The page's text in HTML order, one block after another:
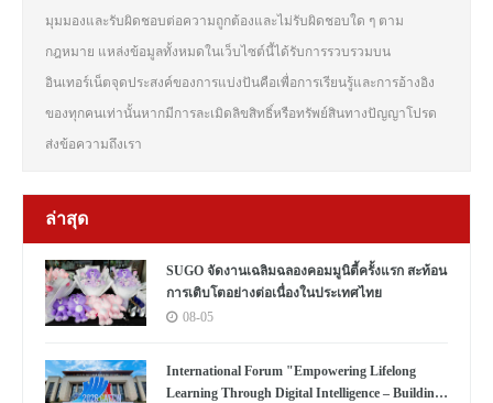
มุมมองและรับผิดชอบต่อความถูกต้องและไม่รับผิดชอบใด ๆ ตาม
กฎหมาย แหล่งข้อมูลทั้งหมดในเว็บไซต์นี้ได้รับการรวบรวมบน
อินเทอร์เน็ตจุดประสงค์ของการแบ่งปันคือเพื่อการเรียนรู้และการอ้างอิง
ของทุกคนเท่านั้นหากมีการละเมิดลิขสิทธิ์หรือทรัพย์สินทางปัญญาโปรด
ส่งข้อความถึงเรา
ล่าสุด
SUGO จัดงานเฉลิมฉลองคอมมูนิตี้ครั้งแรก สะท้อน
การเติบโตอย่างต่อเนื่องในประเทศไทย
08-05
International Forum "Empowering Lifelong
Learning Through Digital Intelligence – Building